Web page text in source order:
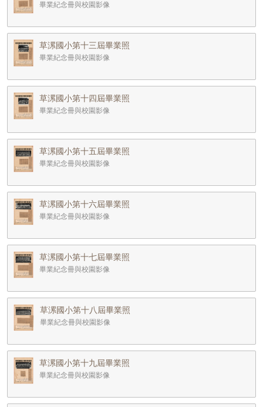
畢業紀念冊與校園影像
草漯國小第十三屆畢業照
畢業紀念冊與校園影像
草漯國小第十四屆畢業照
畢業紀念冊與校園影像
草漯國小第十五屆畢業照
畢業紀念冊與校園影像
草漯國小第十六屆畢業照
畢業紀念冊與校園影像
草漯國小第十七屆畢業照
畢業紀念冊與校園影像
草漯國小第十八屆畢業照
畢業紀念冊與校園影像
草漯國小第十九屆畢業照
畢業紀念冊與校園影像